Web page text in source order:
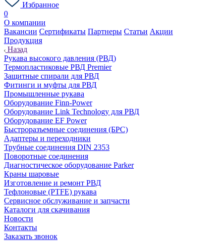
Избранное
0
О компании
Вакансии Сертификаты Партнеры Статьи Акции
Продукция
Назад
Рукава высокого давления (РВД)
Термопластиковые РВД Premier
Защитные спирали для РВД
Фитинги и муфты для РВД
Промышленные рукава
Оборудование Finn-Power
Оборудование Link Technology для РВД
Оборудование EF Power
Быстроразъемные соединения (БРС)
Адаптеры и переходники
Трубные соединения DIN 2353
Поворотные соединения
Диагностическое оборудование Parker
Краны шаровые
Изготовление и ремонт РВД
Тефлоновые (PTFE) рукава
Сервисное обслуживание и запчасти
Каталоги для скачивания
Новости
Контакты
Заказать звонок